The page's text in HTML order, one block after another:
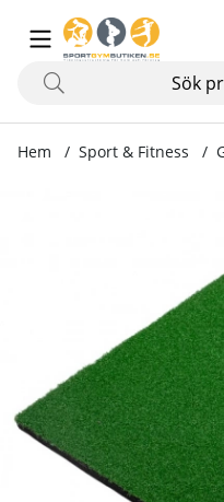
Hem Sport & Fitness